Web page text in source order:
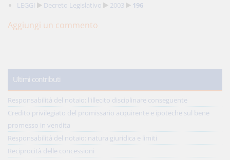
LEGGI Decreto Legislativo 2003 196
Aggiungi un commento
Ultimi contributi
Responsabilità del notaio: l'illecito disciplinare conseguente
Credito privilegiato del promissario acquirente e ipoteche sul bene
promesso in vendita
Responsabilità del notaio: natura giuridica e limiti
Reciprocità delle concessioni